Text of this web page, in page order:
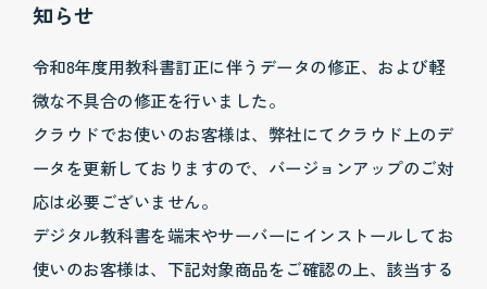
知らせ
令和8年度用教科書訂正に伴うデータの修正、および軽
微な不具合の修正を行いました。
クラウドでお使いのお客様は、弊社にてクラウド上のデ
ータを更新しておりますので、バージョンアップのご対
応は必要ございません。
デジタル教科書を端末やサーバーにインストールしてお
使いのお客様は、下記対象商品をご確認の上、該当する